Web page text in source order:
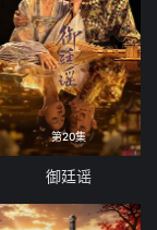
第20集
御廷谣